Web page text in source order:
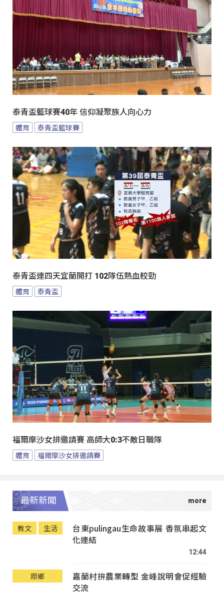
泰青盃籃球賽40年 信仰凝聚族人向心力
體育 泰青盃籃球賽
泰青盃連四天宜蘭開打 102隊伍熱血較勁
體育 泰青盃
福爾摩沙女排邀請賽 高師大0:3不敵日職隊
體育 福爾摩沙女排邀請賽
最新新聞
教文 生活
台東pulingau生命故事展 香氛串起文
化連結
12:44
原鄉
嘉蘭村拚農業轉型 金峰說明會促經驗
交流